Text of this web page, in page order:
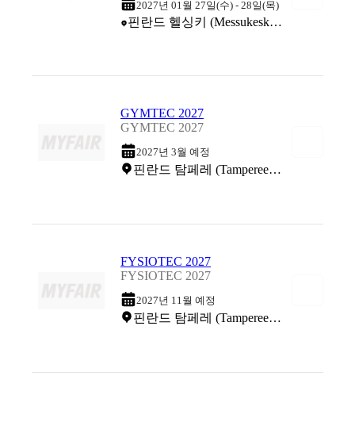
2027년 01월 27일(수) - 28일(목)
핀란드 헬싱키 (Messukeskus Helsinki Expo & Convention Centre)
GYMTEC 2027
GYMTEC 2027
2027년 3월 예정
핀란드 탐페레 (Tampereen Messu)
FYSIOTEC 2027
FYSIOTEC 2027
2027년 11월 예정
핀란드 탐페레 (Tampereen Messu)